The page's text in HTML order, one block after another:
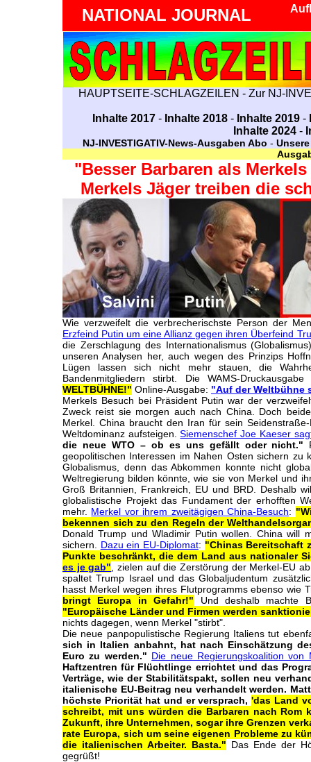
NATIONAL JOURNAL
HAUPTSEITE-SCHLAGZEILEN - Zur NJ-
Inhalte 2017- Inhalte 2018- Inhalte 2019-
Inhalte 2024 -
NJ-INVESTIGATIV-News-Ausgaben Abo -
"Besser Barbaren als
Merkels Jäger treiben die
Wie verzweifelt die verbrecherischste Person der
Erzfeind Putin um eine Allianz gegen ihren Überfeind
die Zerschlagung des Internationalismus
unseren Analysen her, auch wegen des Prinzips
Lügen lassen sich nicht mehr stauen, die
Bandenmitgliedern stirbt. Die WAMS-
WELTBÜHNE!" Online-Ausgabe: "Auf der Weltbühne
Merkels Besuch bei Präsident Putin war der
Zweck reist sie morgen auch nach China. Doch
Merkel. China braucht den Iran für sein
Weltdominanz aufsteigen.Siemenschef Joe Kaeser
die neue WTO – ob es uns gefällt oder nicht."
geopolitischen Interessen im Nahen Osten sichern
Globalismus, denn das Abkommen konnte nicht
Weltregierung bilden könnte, wie sie von Merkel und
Groß Britannien, Frankreich, EU und BRD. Deshalb
globalistische Projekt das Fundament der erhofften
mehr. Merkel vor ihrem zweitägigen China-Besuch:
bekennen sich zu den Regeln der
Donald Trump und Wladimir Putin wollen. China will
sichern. Dazu ein EU-Diplomat: "Chinas Bereitschaft
Punkte beschränkt, die dem Land aus nationaler
es je gab" , zielen auf die Zerstörung der Merkel-EU
spaltet Trump Israel und das Globaljudentum
hasst Merkel wegen ihres Flutprogramms ebenso wie
bringt Europa in Gefahr!" Und deshalb machte
"Europäische Länder und Firmen werden
nichts dagegen, wenn Merkel "stirbt".
Die neue panpopulistische Regierung Italiens tut
sich in Italien anbahnt, hat nach Einschätzung
Euro zu werden." Die neue Regierungskoalition von
Haftzentren für Flüchtlinge errichtet und das
Verträge, wie der Stabilitätspakt, sollen neu
italienische EU-Beitrag neu verhandelt werden.
höchste Priorität hat und er versprach,'das Land
schreibt, mit uns würden die Barbaren nach Rom
Zukunft, ihre Unternehmen, sogar ihre Grenzen
rate Europa, sich um seine eigenen Probleme zu
die italienischen Arbeiter. Basta." Das Ende der
gegrüßt!